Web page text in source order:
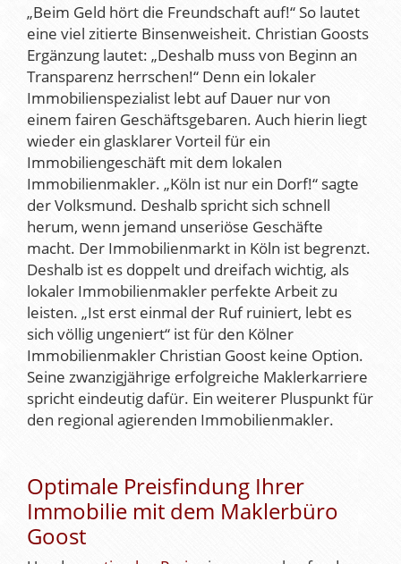
„Beim Geld hört die Freundschaft auf!“ So lautet
eine viel zitierte Binsenweisheit. Christian Goosts
Ergänzung lautet: „Deshalb muss von Beginn an
Transparenz herrschen!“ Denn ein lokaler
Immobilienspezialist lebt auf Dauer nur von
einem fairen Geschäftsgebaren. Auch hierin liegt
wieder ein glasklarer Vorteil für ein
Immobiliengeschäft mit dem lokalen
Immobilienmakler. „Köln ist nur ein Dorf!“ sagte
der Volksmund. Deshalb spricht sich schnell
herum, wenn jemand unseriöse Geschäfte
macht. Der Immobilienmarkt in Köln ist begrenzt.
Deshalb ist es doppelt und dreifach wichtig, als
lokaler Immobilienmakler perfekte Arbeit zu
leisten. „Ist erst einmal der Ruf ruiniert, lebt es
sich völlig ungeniert“ ist für den Kölner
Immobilienmakler Christian Goost keine Option.
Seine zwanzigjährige erfolgreiche Maklerkarriere
spricht eindeutig dafür. Ein weiterer Pluspunkt für
den regional agierenden Immobilienmakler.
Optimale Preisfindung Ihrer
Immobilie mit dem Maklerbüro
Goost